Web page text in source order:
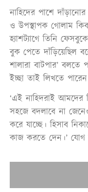
নাহিদের পাশে
ও উপস্থাপক গোলাম
হ্যাশট্যাগে তিনি
বুক পেতে দাঁড়িয়েছিল
শালারা বাটপার’ বলতে
ইচ্ছা তাই লিখতে
‘এই নাহিদরাই
সহজে বদলাবে না
করে যাচ্ছে। হিসাব
কাজ করতে দেন।’ যোগ